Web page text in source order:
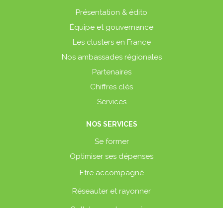
Présentation & édito
Équipe et gouvernance
Les clusters en France
Nos ambassades régionales
Partenaires
Chiffres clés
Services
NOS SERVICES
Se former
Optimiser ses dépenses
Etre accompagné
Réseauter et rayonner